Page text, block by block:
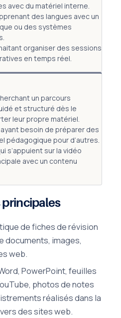
avec du matériel interne.
des langues avec un
ou des systèmes
organiser des sessions
en temps réel.
un parcours
et structuré dès le
leur propre matériel.
besoin de préparer des
pédagogique pour d’autres.
s’appuient sur la vidéo
avec un contenu
de fiches de révision
documents, images,
web.
PowerPoint, feuilles
photos de notes
réalisés dans la
des sites web.